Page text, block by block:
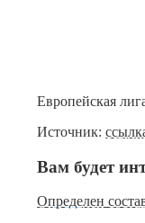
Европейская
Источник:
Вам будет
Определен